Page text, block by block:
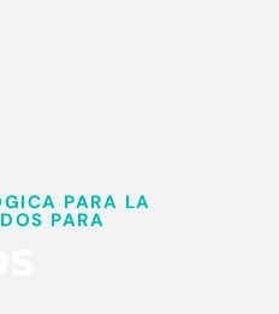
PARA LA
PARA​